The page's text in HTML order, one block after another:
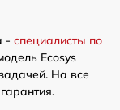
- специалисты по
Ecosys
На все